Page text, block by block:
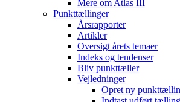
Mere om Atlas III
Punkttællinger
Årsrapporter
Artikler
Oversigt årets temaer
Indeks og tendenser
Bliv punkttæller
Vejledninger
Opret ny